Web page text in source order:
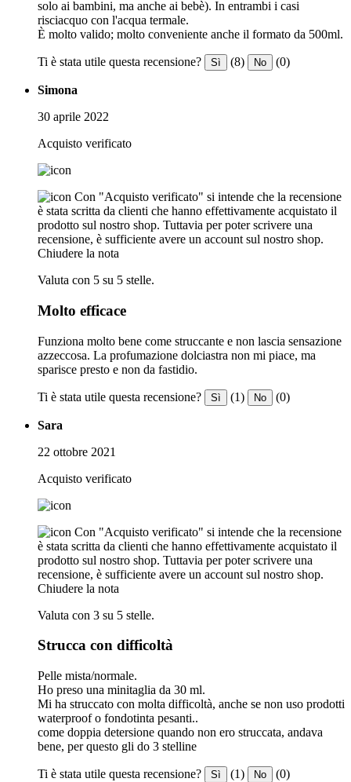
solo ai bambini, ma anche ai bebè). In entrambi i casi
risciacquo con l'acqua termale.
È molto valido; molto conveniente anche il formato da 500ml.
Ti è stata utile questa recensione? Sì (8) No (0)
Simona
30 aprile 2022
Acquisto verificato
Con "Acquisto verificato" si intende che la recensione
è stata scritta da clienti che hanno effettivamente acquistato il
prodotto sul nostro shop. Tuttavia per poter scrivere una
recensione, è sufficiente avere un account sul nostro shop.
Chiudere la nota
Valuta con 5 su 5 stelle.
Molto efficace
Funziona molto bene come struccante e non lascia sensazione
azzeccosa. La profumazione dolciastra non mi piace, ma
sparisce presto e non da fastidio.
Ti è stata utile questa recensione? Sì (1) No (0)
Sara
22 ottobre 2021
Acquisto verificato
Con "Acquisto verificato" si intende che la recensione
è stata scritta da clienti che hanno effettivamente acquistato il
prodotto sul nostro shop. Tuttavia per poter scrivere una
recensione, è sufficiente avere un account sul nostro shop.
Chiudere la nota
Valuta con 3 su 5 stelle.
Strucca con difficoltà
Pelle mista/normale.
Ho preso una minitaglia da 30 ml.
Mi ha struccato con molta difficoltà, anche se non uso prodotti
waterproof o fondotinta pesanti..
come doppia detersione quando non ero struccata, andava
bene, per questo gli do 3 stelline
Ti è stata utile questa recensione? Sì (1) No (0)